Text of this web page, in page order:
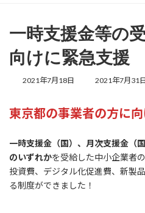
一時支援金等の
向けに緊急支援
2021年7月18日
最
新
日
:
2021年7月31
東京都の事業者の方に
一時支援金（国）、月次支援金（
のいずれかを受給した中小企業者
投資費、デジタル化促進費、新製
る制度ができました！